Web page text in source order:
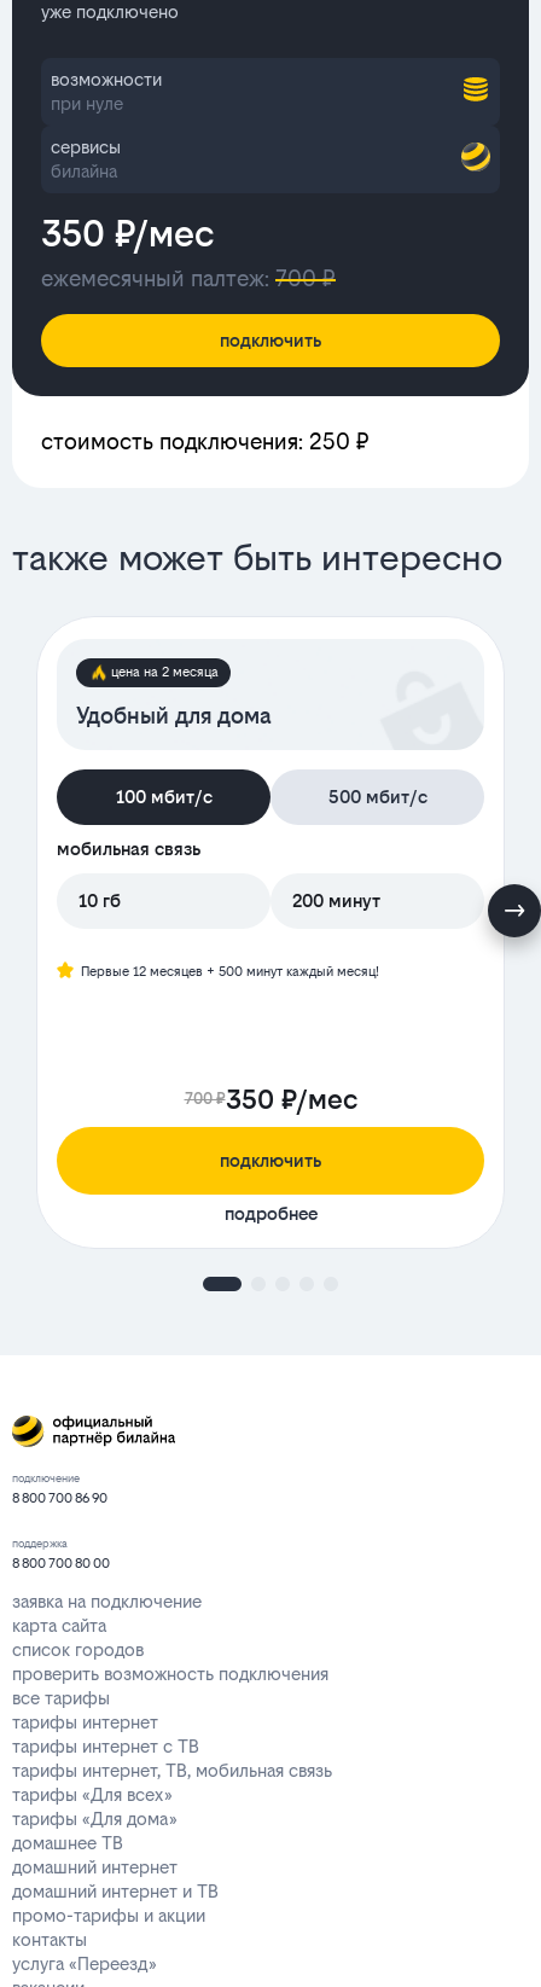
уже подключено
возможности
при нуле
сервисы
билайна
350 ₽/мес
ежемесячный палтеж: 700 ₽
подключить
стоимость подключения: 250 ₽
также может быть интересно
цена на 2 месяца
Удобный для дома
100 мбит/с 500 мбит/с
мобильная связь
10 гб 200 минут
Первые 12 месяцев + 500 минут каждый месяц!
700 ₽350 ₽/мес
подключить
подробнее
подключение
8 800 700 86 90
поддержка
8 800 700 80 00
заявка на подключение
карта сайта
список городов
проверить возможность подключения
все тарифы
тарифы интернет
тарифы интернет с ТВ
тарифы интернет, ТВ, мобильная связь
тарифы «Для всех»
тарифы «Для дома»
домашнее ТВ
домашний интернет
домашний интернет и ТВ
промо-тарифы и акции
контакты
услуга «Переезд»